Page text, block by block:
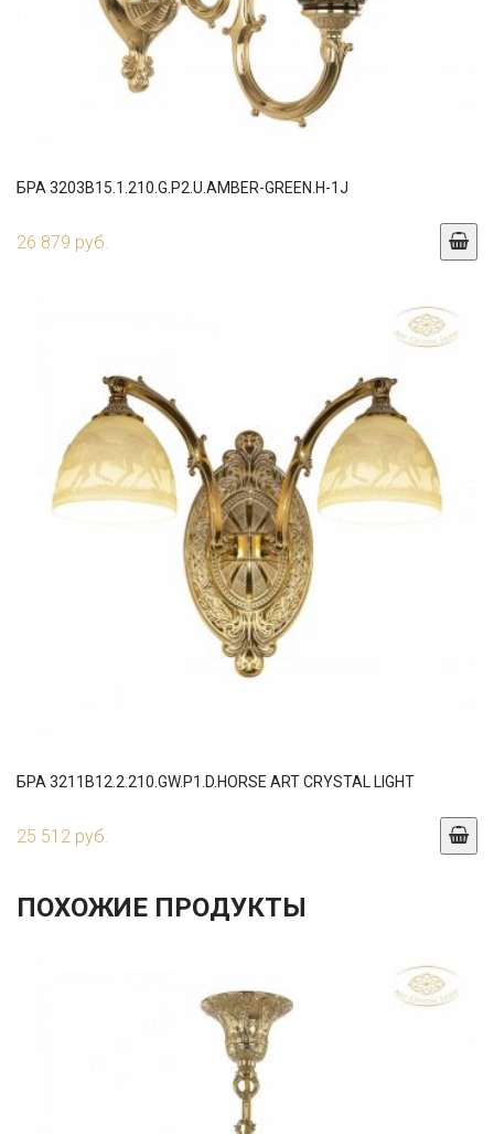
БРА 3203B15.1.210.G.P2.U.AMBER-GREEN.H-1J
26 879 руб.
БРА 3211B12.2.210.GW.P1.D.HORSE ART CRYSTAL LIGHT
25 512 руб.
ПОХОЖИЕ ПРОДУКТЫ